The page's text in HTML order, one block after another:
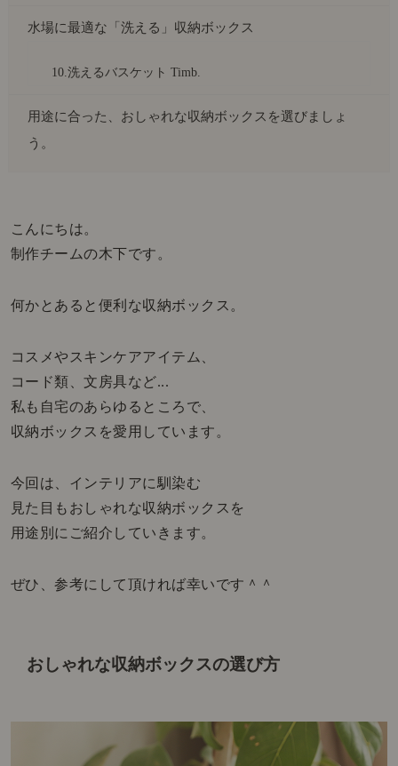
こんにちは。
制作チームの木下です。
何かとあると便利な収納ボックス。
コスメやスキンケアアイテム、
コード類、文房具など...
私も自宅のあらゆるところで、
収納ボックスを愛用しています。
今回は、インテリアに馴染む
見た目もおしゃれな収納ボックスを
用途別にご紹介していきます。
ぜひ、参考にして頂ければ幸いです＾＾
おしゃれな収納ボックスの選び方
水場に最適な「洗える」収納ボックス
10.洗えるバスケット Timb.
用途に合った、おしゃれな収納ボックスを選びましょ
う。